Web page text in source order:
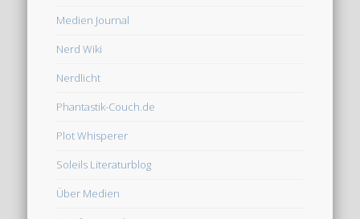
Medien Journal
Nerd Wiki
Nerdlicht
Phantastik-Couch.de
Plot Whisperer
Soleils Literaturblog
Über Medien